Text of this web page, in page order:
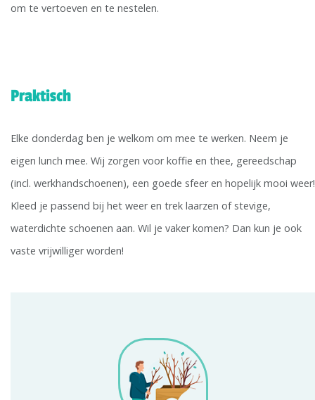
om te vertoeven en te nestelen.
Praktisch
Elke donderdag ben je welkom om mee te werken. Neem je
eigen lunch mee. Wij zorgen voor koffie en thee, gereedschap
(incl. werkhandschoenen), een goede sfeer en hopelijk mooi weer!
Kleed je passend bij het weer en trek laarzen of stevige,
waterdichte schoenen aan. Wil je vaker komen? Dan kun je ook
vaste vrijwilliger worden!